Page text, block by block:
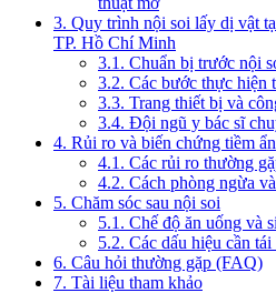
3. Quy trình nội soi lấy dị vật
TP. Hồ Chí Minh
3.1. Chuẩn bị trước nội
3.2. Các bước thực hiện
3.3. Trang thiết bị và
3.4. Đội ngũ y bác sĩ
4. Rủi ro và biến chứng tiềm ẩn
4.1. Các rủi ro thường
4.2. Cách phòng ngừa
5. Chăm sóc sau nội soi
5.1. Chế độ ăn uống và
5.2. Các dấu hiệu cần
6. Câu hỏi thường gặp (FAQ)
7. Tài liệu tham khảo